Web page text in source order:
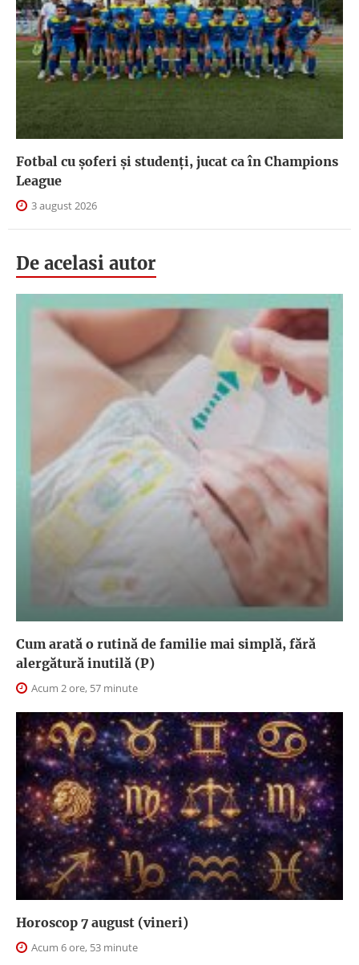
Fotbal cu șoferi și studenți, jucat ca în Champions
League
3 august 2026
De acelasi autor
Cum arată o rutină de familie mai simplă, fără
alergătură inutilă (P)
Acum 2 ore, 57 minute
Horoscop 7 august (vineri)
Acum 6 ore, 53 minute